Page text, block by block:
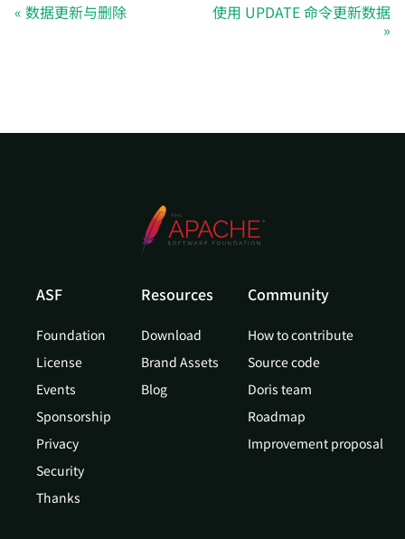
数据更新与删除 使用 UPDATE 命令更新数据
ASF
Foundation
License
Events
Sponsorship
Privacy
Security
Thanks
Resources
Download
Brand Assets
Blog
Community
How to contribute
Source code
Doris team
Roadmap
Improvement proposal